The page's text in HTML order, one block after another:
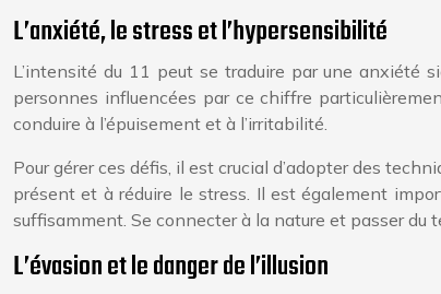
L’anxiété, le stress et l’hypersensibilité
L’intensité du 11 peut se traduire par une anxiété
personnes influencées par ce chiffre
conduire à l’épuisement et à l’irritabilité.
Pour gérer ces défis, il est crucial d’adopter des
présent et à réduire le stress. Il est également
suffisamment. Se connecter à la nature et passer
L’évasion et le danger de l’illusion